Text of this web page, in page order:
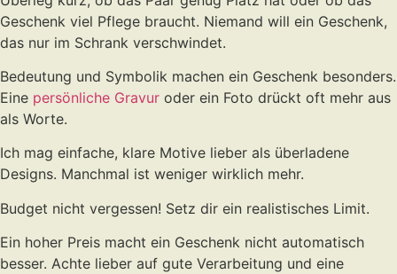
Geschenk viel Pflege braucht. Niemand will ein Geschenk,
das nur im Schrank verschwindet.
Bedeutung und Symbolik machen ein Geschenk besonders.
Eine persönliche Gravur oder ein Foto drückt oft mehr aus
als Worte.
Ich mag einfache, klare Motive lieber als überladene
Designs. Manchmal ist weniger wirklich mehr.
Budget nicht vergessen! Setz dir ein realistisches Limit.
Ein hoher Preis macht ein Geschenk nicht automatisch
besser. Achte lieber auf gute Verarbeitung und eine